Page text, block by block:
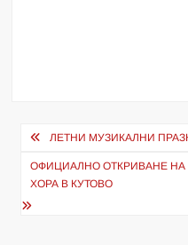
Навигация
ЛЕТНИ МУЗИКАЛНИ
ОФИЦИАЛНО ОТКРИВАНЕ
ХОРА В КУТОВО